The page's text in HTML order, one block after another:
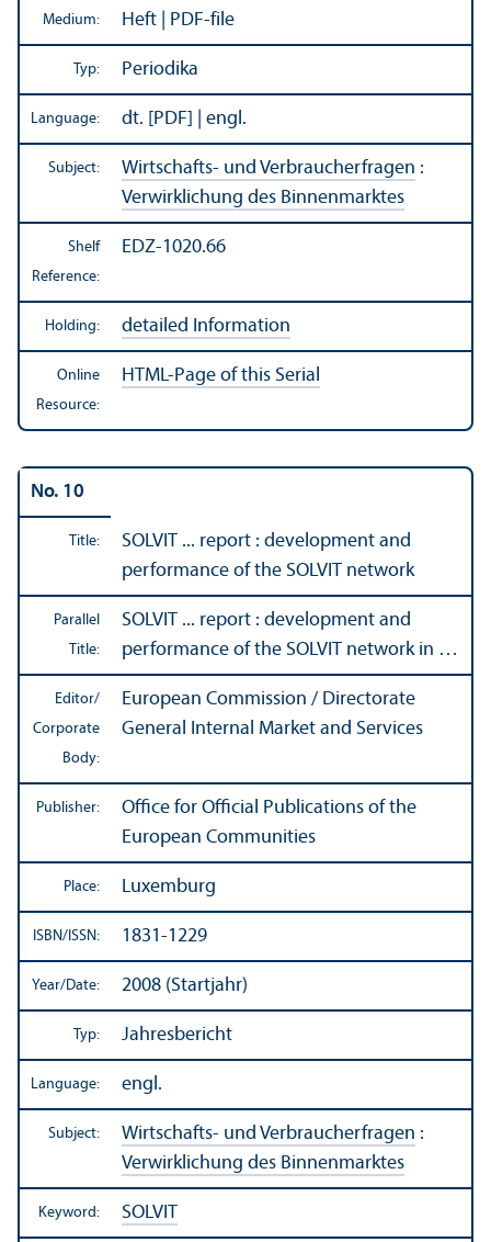
Medium: Heft | PDF-file
Typ: Periodika
Language: dt. [PDF] | engl.
Subject: Wirtschafts- und Verbraucherfragen :
Verwirklichung des Binnenmarktes
Shelf
Reference:
EDZ-1020.66
Holding: detailed Information
Online
Resource:
HTML-Page of this Serial
No. 10
Title:
SOLVIT ... report : development and
performance of the SOLVIT network
Parallel
Title:
SOLVIT ... report : development and
performance of the SOLVIT network in …
Editor/
Corporate
Body:
European Commission / Directorate
General Internal Market and Services
Publisher:
Office for Official Publications of the
European Communities
Place: Luxemburg
ISBN/ISSN: 1831-1229
Year/Date: 2008 (Startjahr)
Typ: Jahresbericht
Language: engl.
Subject: Wirtschafts- und Verbraucherfragen :
Verwirklichung des Binnenmarktes
Keyword: SOLVIT